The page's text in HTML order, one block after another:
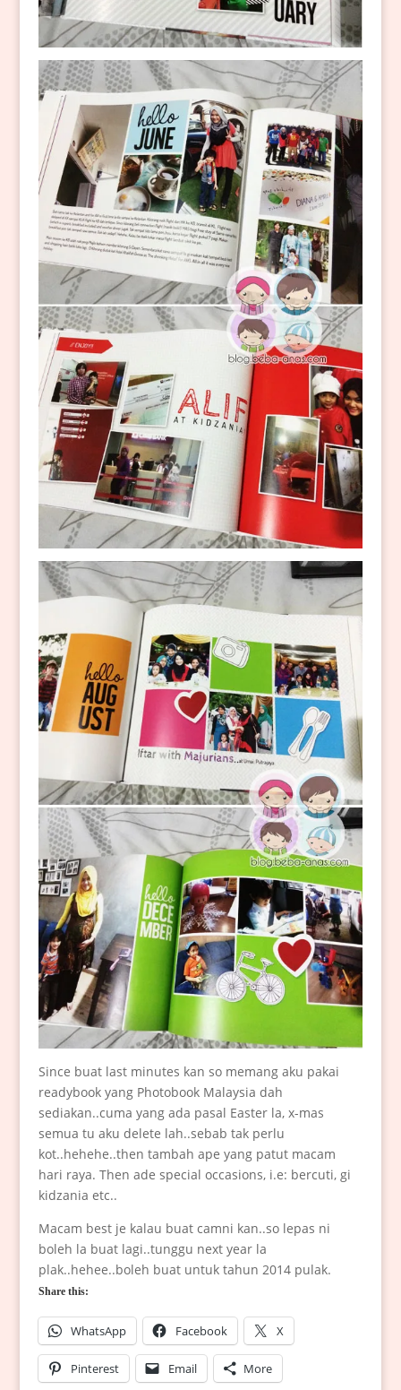
Since buat last minutes kan so memang aku pakai
readybook yang Photobook Malaysia dah
sediakan..cuma yang ada pasal Easter la, x-mas
semua tu aku delete lah..sebab tak perlu
kot..hehehe..then tambah ape yang patut macam
hari raya. Then ade special occasions, i.e: bercuti, gi
kidzania etc..
Macam best je kalau buat camni kan..so lepas ni
boleh la buat lagi..tunggu next year la
plak..hehee..boleh buat untuk tahun 2014 pulak.
Share this:
WhatsApp Facebook X
Pinterest Email More